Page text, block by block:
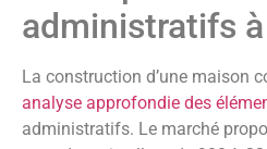
administratifs
La construction d’une maison
analyse approfondie des
administratifs. Le marché